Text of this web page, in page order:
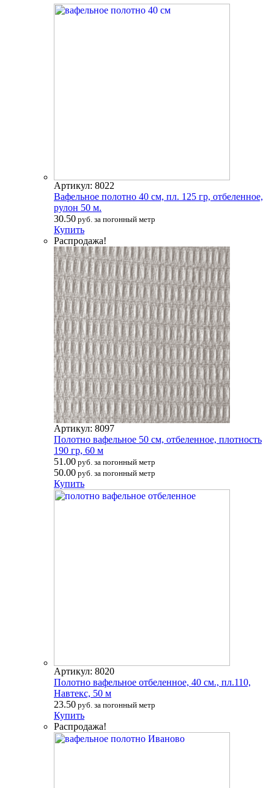
Артикул: 8022
Вафельное полотно 40 см, пл. 125 гр, отбеленное,
рулон 50 м.
30.50 руб. за погонный метр
Купить
Распродажа!
Артикул: 8097
Полотно вафельное 50 см, отбеленное, плотность
190 гр, 60 м
51.00 руб. за погонный метр
50.00 руб. за погонный метр
Купить
Артикул: 8020
Полотно вафельное отбеленное, 40 см., пл.110,
Навтекс, 50 м
23.50 руб. за погонный метр
Купить
Распродажа!